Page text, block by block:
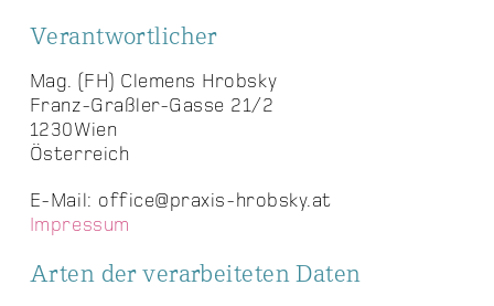
Verantwortlicher
Mag. (FH) Clemens Hrobsky
Franz-Graßler-Gasse 21/2
1230Wien
Österreich
E-Mail: office@praxis-hrobsky.at
Impressum
Arten der verarbeiteten Daten